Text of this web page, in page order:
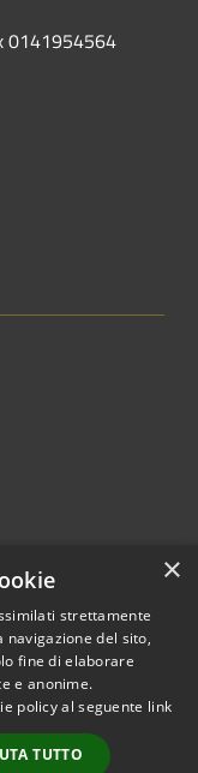
0141954564
convenzionato
Astigov
|Convenzione|
Adesioni
×
strettamente
del sito,
fine di elaborare
e anonime.
policy al seguente link
TUTTO